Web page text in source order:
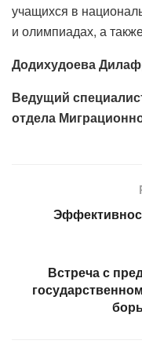
учащихся в
и олимпиадах, а
Додихудоева
Ведущий
отдела
Встреча с